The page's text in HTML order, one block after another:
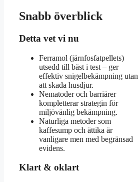
Snabb överblick
Detta vet vi nu
Ferramol (järnfosfatpellets)
utsedd till bäst i test – ger
effektiv snigelbekämpning utan
att skada husdjur.
Nematoder och barriärer
kompletterar strategin för
miljövänlig bekämpning.
Naturliga metoder som
kaffesump och ättika är
vanligare men med begränsad
evidens.
Klart & oklart